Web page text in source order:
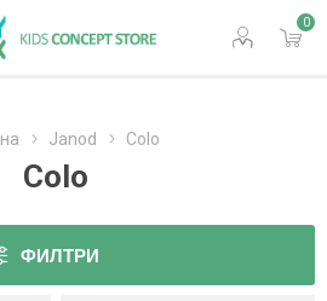
0
Janod Colo
Colo
ФИЛТРИ